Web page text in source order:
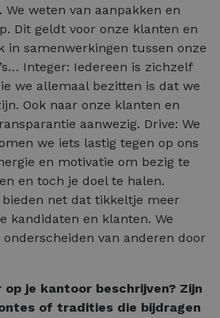
weten van aanpakken en
Dit geldt voor onze klanten en
in samenwerkingen tussen onze
Integer: Iedereen is zichzelf
we allemaal bezitten is dat we
Ook naar onze klanten en
aanwezig. Drive: We
we iets lastig tegen op ons
en motivatie om bezig te
en toch je doel te halen.
bieden net dat tikkeltje meer
kandidaten en klanten. We
van anderen door
je kantoor beschrijven? Zijn
of tradities die bijdragen